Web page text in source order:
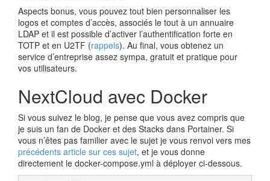
Aspects bonus, vous pouvez tout bien personnaliser les
logos et comptes d’accès, associés le tout à un annuaire
LDAP et il est possible d’activer l’authentification forte en
TOTP et en U2TF (rappels). Au final, vous obtenez un
service d’entreprise assez sympa, gratuit et pratique pour
vos utilisateurs.
NextCloud avec Docker
Si vous suivez le blog, je pense que vous avez compris que
je suis un fan de Docker et des Stacks dans Portainer. Si
vous n’êtes pas familier avec le sujet je vous renvoi vers mes
précédents article sur ces sujet, et je vous donne
directement le docker-compose.yml à déployer ci-dessous.